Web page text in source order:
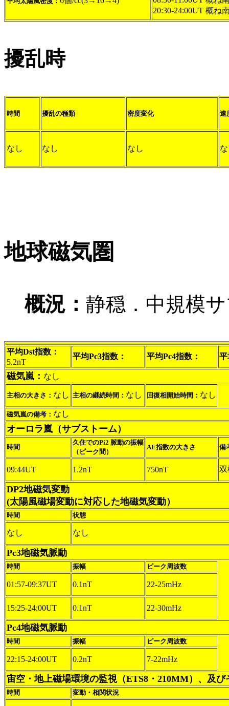
20:30-24:00UT 概ね
擾乱時
時間 擾乱の種類 密度変化 速
なし なし なし
地球磁気圏
概況： 静穏．中規模
平均Dst指数：
5.2nT
平均Pc3指数： 平均Pc4指数： 平
磁気嵐： なし
主相の大きさ： なし 主相の継続時間： なし 回復相開始時間： なし
磁気嵐の備考： なし
オーロラ嵐（サブストーム）
時間
久住でのPi2 脈動の振幅
（ピーク間）
AE指数の大きさ 備
09:44UT 1.2nT 750nT 双
DP2地磁気変動
(太陽風磁場変動に対応した地磁気変動）
時間 状態
なし なし
Pc3地磁気脈動
時間 振幅 ピーク周波数
01:57-09:37UT 0.1nT 22-25mHz
15:25-24:00UT 0.1nT 22-30mHz
Pc4地磁気脈動
時間 振幅 ピーク周波数
22:15-24:00UT 0.2nT 7-22mHz
宙空・地上磁場環境の監視（ETS8・210MM）、及び
時間 変動・相関状況